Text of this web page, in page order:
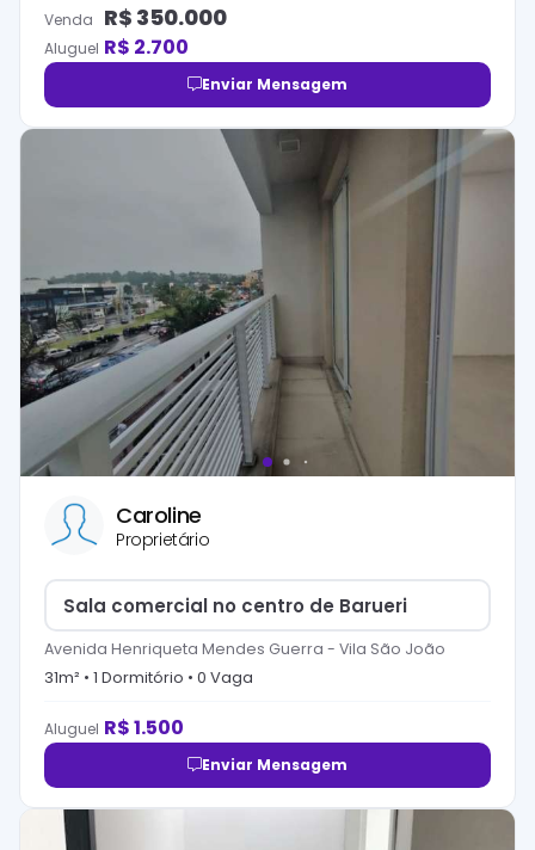
Venda R$ 350.000
Aluguel R$ 2.700
Enviar Mensagem
Caroline
Proprietário
Sala comercial no centro de Barueri
Avenida Henriqueta Mendes Guerra - Vila São João
31m² • 1 Dormitório • 0 Vaga
Aluguel R$1.500
Enviar Mensagem